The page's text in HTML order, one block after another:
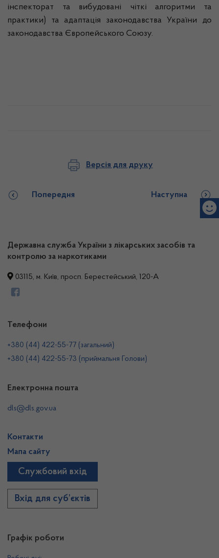
інспекторат та вибудовані чіткі алгоритми та
практики) та адаптація законодавства України до
законодавства Європейського Союзу.
Версія для друку
Попередня Наступна
Державна служба України з лікарських засобів та
контролю за наркотиками
03115, м. Київ, просп. Берестейський, 120-А
Графік роботи
Телефони
+380 (44) 422-55-77 (загальний)
+380 (44) 422-55-73 (приймальня Голови)
Електронна пошта
dls@dls.gov.ua
Контакти
Мапа сайту
Службовий вхід
Вхід для суб’єктів